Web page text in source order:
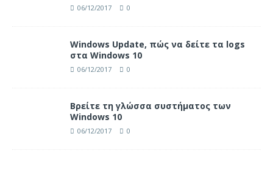
06/12/2017 0
Windows Update, πώς να δείτε τα logs
στα Windows 10
06/12/2017 0
Βρείτε τη γλώσσα συστήματος των
Windows 10
06/12/2017 0